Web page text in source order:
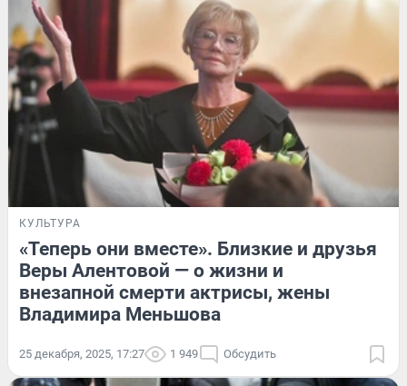
КУЛЬТУРА
«Теперь они вместе». Близкие и друзья
Веры Алентовой — о жизни и
внезапной смерти актрисы, жены
Владимира Меньшова
25 декабря, 2025, 17:27 1 949 Обсудить